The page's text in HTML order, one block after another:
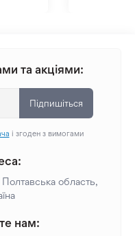
та акціями:
Підпишіться
і згоден з вимогами
область,
нам: